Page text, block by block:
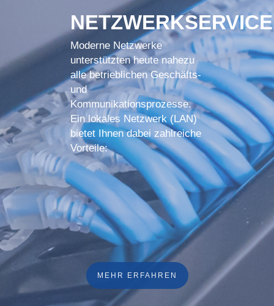
NETZWERKSERVICE
Moderne Netzwerke
unterstützten heute nahezu
alle betrieblichen Geschäfts-
und
Kommunikationsprozesse.
Ein lokales Netzwerk (LAN)
bietet Ihnen dabei zahlreiche
Vorteile:
MEHR ERFAHREN